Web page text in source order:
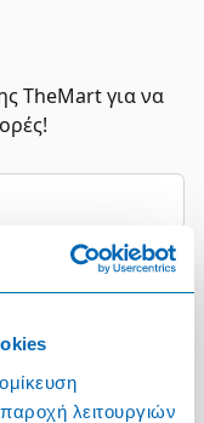
λειτουργιών
TheMart για να